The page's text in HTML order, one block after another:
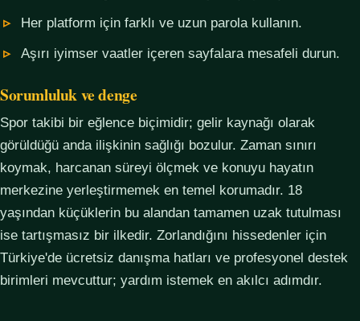
Her platform için farklı ve uzun parola kullanın.
Aşırı iyimser vaatler içeren sayfalara mesafeli durun.
Sorumluluk ve denge
Spor takibi bir eğlence biçimidir; gelir kaynağı olarak
görüldüğü anda ilişkinin sağlığı bozulur. Zaman sınırı
koymak, harcanan süreyi ölçmek ve konuyu hayatın
merkezine yerleştirmemek en temel korumadır. 18
yaşından küçüklerin bu alandan tamamen uzak tutulması
ise tartışmasız bir ilkedir. Zorlandığını hissedenler için
Türkiye'de ücretsiz danışma hatları ve profesyonel destek
birimleri mevcuttur; yardım istemek en akılcı adımdır.